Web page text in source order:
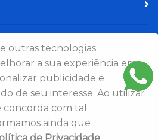
outras tecnologias
a sua experiência em
publicidade e
de seu interesse. Ao utilizar
concorda com tal
ainda que